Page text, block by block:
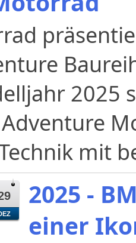
2025
mit
2025 -
einer